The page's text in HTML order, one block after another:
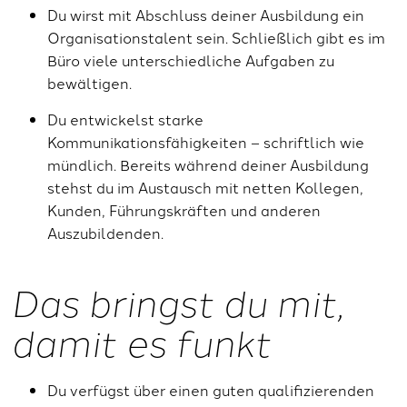
Du wirst mit Abschluss deiner Ausbildung ein
Organisationstalent sein. Schließlich gibt es im
Büro viele unterschiedliche Aufgaben zu
bewältigen.
Du entwickelst starke
Kommunikationsfähigkeiten – schriftlich wie
mündlich. Bereits während deiner Ausbildung
stehst du im Austausch mit netten Kollegen,
Kunden, Führungskräften und anderen
Auszubildenden.
Das bringst du mit,
damit es funkt
Du verfügst über einen guten qualifizierenden